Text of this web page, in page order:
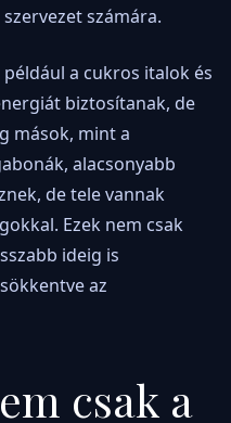
számára.
a cukros italok és
biztosítanak, de
mások, mint a
alacsonyabb
de tele vannak
Ezek nem csak
ideig is
az
csak a